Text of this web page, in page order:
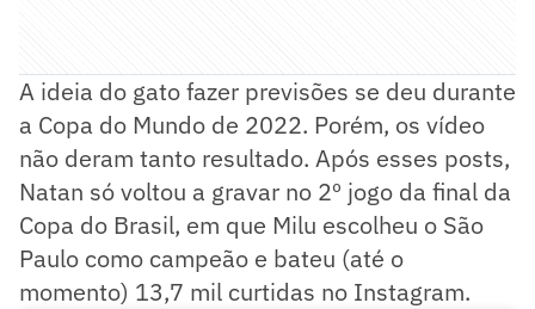
A ideia do gato fazer previsões se deu durante
a Copa do Mundo de 2022. Porém, os vídeo
não deram tanto resultado. Após esses posts,
Natan só voltou a gravar no 2º jogo da final da
Copa do Brasil, em que Milu escolheu o São
Paulo como campeão e bateu (até o
momento) 13,7 mil curtidas no Instagram.